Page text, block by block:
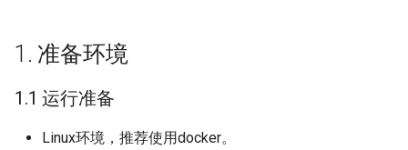
1.3.2 预测库源码编译
2. 开始运行
2.1 准备模型
1. 准备环境
1.1 运行准备
Linux环境，推荐使用docker。